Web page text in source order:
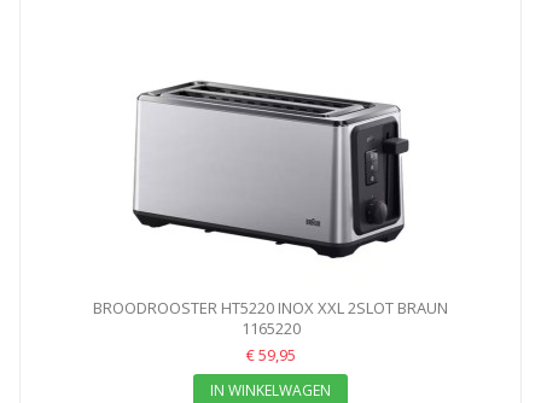
BROODROOSTER HT5220 INOX XXL 2SLOT BRAUN
1165220
€ 59,95
IN WINKELWAGEN